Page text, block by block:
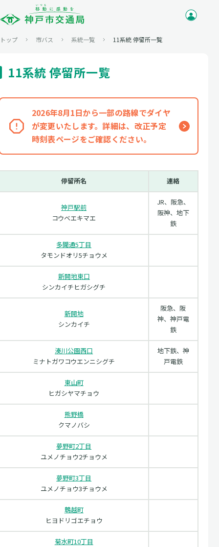
トップ 市バス 系統一覧 11系統 停留所一覧
11系統 停留所一覧
2026年8月1日から一部の路線でダイヤ
が変更いたします。詳細は、改正予定
時刻表ページをご確認ください。
停留所名 連絡
神戸駅前
コウベエキマエ
JR、阪急、
阪神、地下
鉄
多聞通5丁目
タモンドオリ5チョウメ
新開地東口
シンカイチヒガシグチ
新開地
シンカイチ
阪急、阪
神、神戸電
鉄
湊川公園西口
ミナトガワコウエンニシグチ
地下鉄、神
戸電鉄
東山町
ヒガシヤマチョウ
熊野橋
クマノバシ
夢野町2丁目
ユメノチョウ2チョウメ
夢野町3丁目
ユメノチョウ3チョウメ
鵯越町
ヒヨドリゴエチョウ
菊水町10丁目